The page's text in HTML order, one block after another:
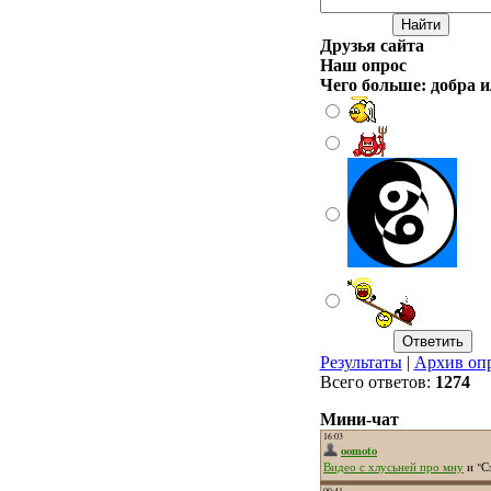
Друзья сайта
Наш опрос
Чего больше: добра
Результаты| Архив
Всего ответов: 1274
Мини-чат